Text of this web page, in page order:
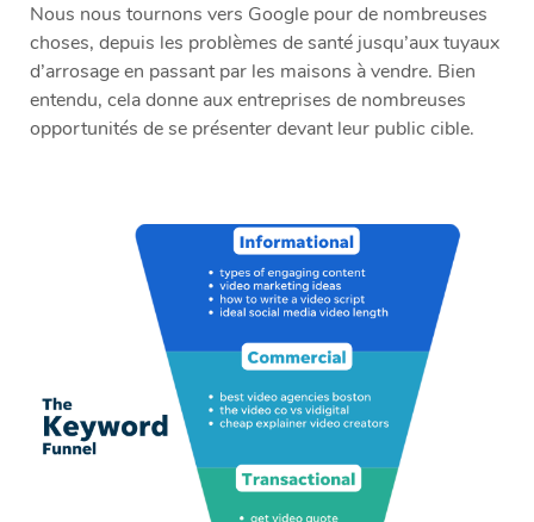
Nous nous tournons vers Google pour de nombreuses
choses, depuis les problèmes de santé jusqu’aux tuyaux
d’arrosage en passant par les maisons à vendre. Bien
entendu, cela donne aux entreprises de nombreuses
opportunités de se présenter devant leur public cible.